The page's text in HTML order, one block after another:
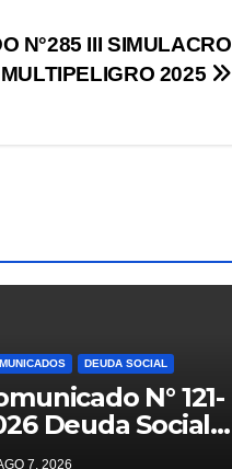
N°285 III SIMULACRO
2025
DEUDA SOCIAL
N° 121-
Deuda Social
7, 2026